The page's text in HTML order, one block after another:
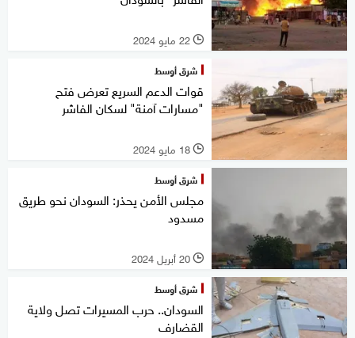
l 22 مايو 2024
شرق أوسط
قوات الدعم السريع تعرض فتح
"مسارات آمنة" لسكان الفاشر
l 18 مايو 2024
شرق أوسط
مجلس الأمن يحذر: السودان نحو طريق
مسدود
l 20 أبريل 2024
شرق أوسط
السودان.. حرب المسيرات تصل ولاية
القضارف